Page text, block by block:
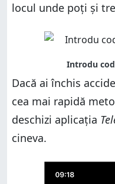
locul unde poți și
Dacă ai închis
cea mai rapidă
deschizi aplicația
cineva.